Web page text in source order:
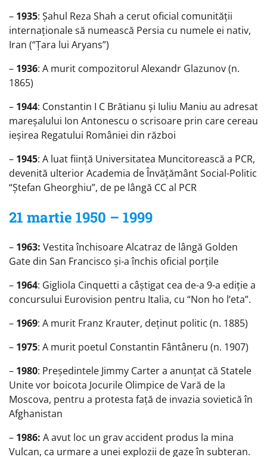
– 1935: Șahul Reza Shah a cerut oficial comunității
internaționale să numească Persia cu numele ei nativ,
Iran (“Țara lui Aryans”)
– 1936: A murit compozitorul Alexandr Glazunov (n.
1865)
– 1944: Constantin I C Brătianu și Iuliu Maniu au adresat
mareșalului Ion Antonescu o scrisoare prin care cereau
ieșirea Regatului României din război
– 1945: A luat ființă Universitatea Muncitorească a PCR,
devenită ulterior Academia de Învățământ Social-Politic
“Ștefan Gheorghiu”, de pe lângă CC al PCR
21 martie 1950 – 1999
– 1963: Vestita închisoare Alcatraz de lângă Golden
Gate din San Francisco și-a închis oficial porțile
– 1964: Gigliola Cinquetti a câștigat cea de-a 9-a ediție a
concursului Eurovision pentru Italia, cu “Non ho l’eta”.
– 1969: A murit Franz Krauter, deținut politic (n. 1885)
– 1975: A murit poetul Constantin Fântâneru (n. 1907)
– 1980: Președintele Jimmy Carter a anunțat că Statele
Unite vor boicota Jocurile Olimpice de Vară de la
Moscova, pentru a protesta față de invazia sovietică în
Afghanistan
– 1986: A avut loc un grav accident produs la mina
Vulcan, ca urmare a unei explozii de gaze în subteran.